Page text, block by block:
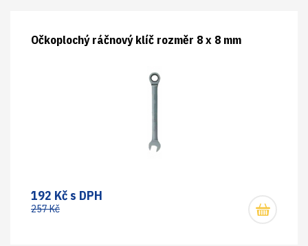
Očkoplochý ráčnový klíč rozměr 8 x 8 mm
192 Kč s DPH
257 Kč